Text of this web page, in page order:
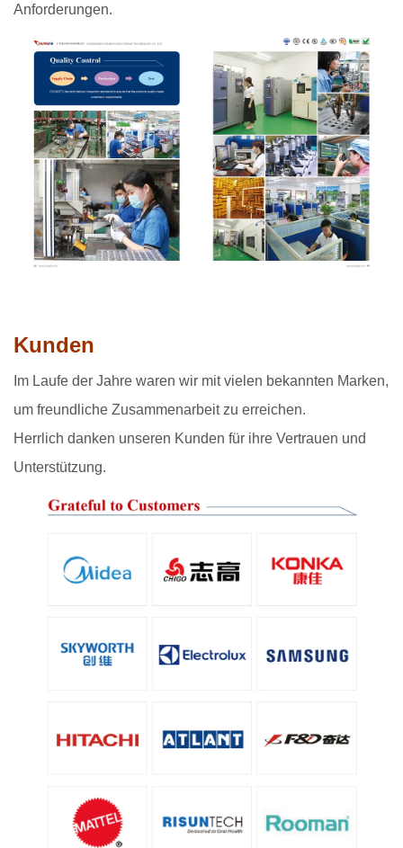
Anforderungen.
Kunden
Im Laufe der Jahre waren wir mit vielen bekannten Marken,
um freundliche Zusammenarbeit zu erreichen.
Herrlich danken unseren Kunden für ihre Vertrauen und
Unterstützung.